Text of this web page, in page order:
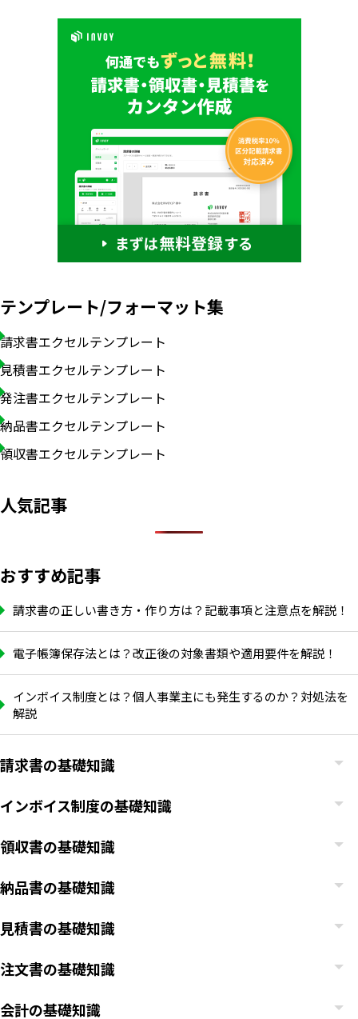
テンプレート/フォーマット集
請求書エクセルテンプレート
見積書エクセルテンプレート
発注書エクセルテンプレート
納品書エクセルテンプレート
領収書エクセルテンプレート
人気記事
おすすめ記事
請求書の正しい書き方・作り方は？記載事項と注意点を解説！
電子帳簿保存法とは？改正後の対象書類や適用要件を解説！
インボイス制度とは？個人事業主にも発生するのか？対処法を
解説
請求書の基礎知識
インボイス制度の基礎知識
領収書の基礎知識
納品書の基礎知識
見積書の基礎知識
注文書の基礎知識
会計の基礎知識